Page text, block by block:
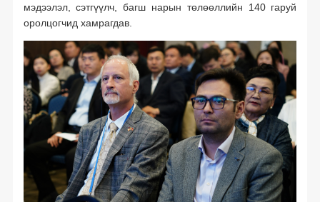
мэдээлэл, сэтгүүлч, багш нарын төлөөллийн 140 гаруй
оролцогчид хамрагдав.